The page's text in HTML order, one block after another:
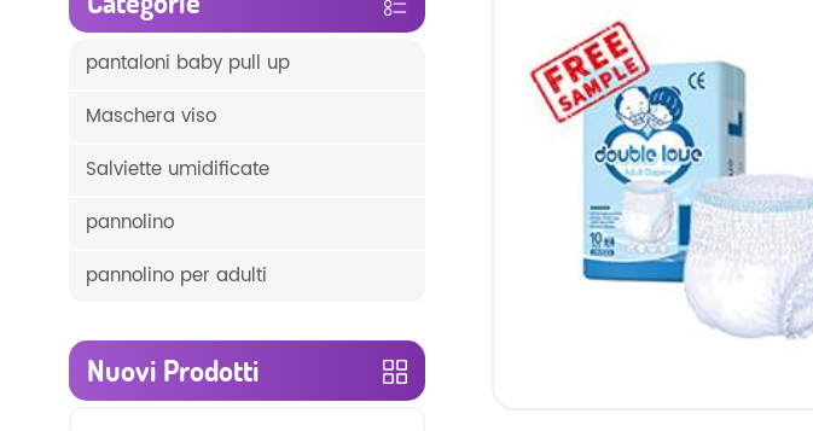
pantaloni baby pull up
Maschera viso
Salviette umidificate
pannolino
pannolino per adulti
Nuovi Prodotti